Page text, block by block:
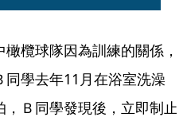
欖球隊因為訓練的關係，
學去年11月在浴室洗澡
Ｂ同學發現後，立即制止